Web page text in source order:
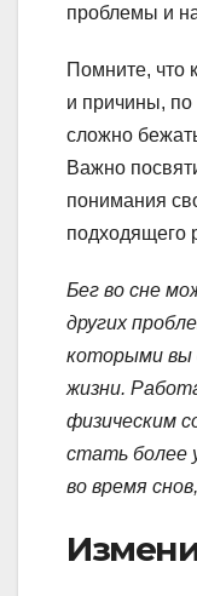
проблемы и
Помните, что
и причины,
сложно
Важно
понимания
подходящего
Бег во сне
других
которыми вы
жизни.
физическим
стать более
во время